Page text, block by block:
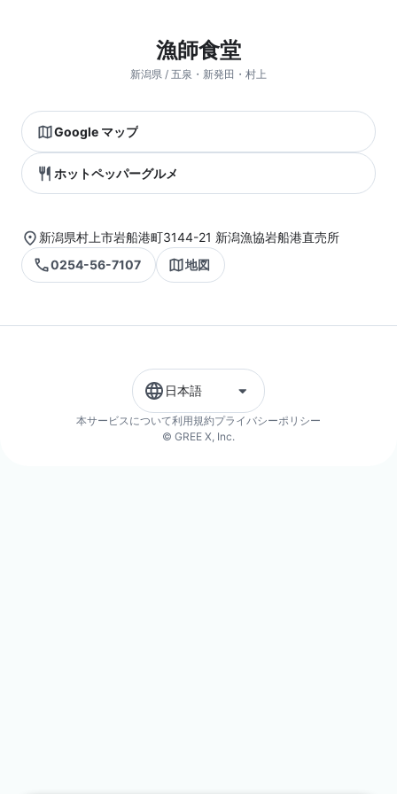
漁師食堂
新潟県 / 五泉・新発田・村上
Google マップ
ホットペッパーグルメ
新潟県村上市岩船港町3144-21 新潟漁協岩船港直売所
0254-56-7107
地図
日本語
本サービスについて利用規約プライバシーポリシー
© GREE X, Inc.